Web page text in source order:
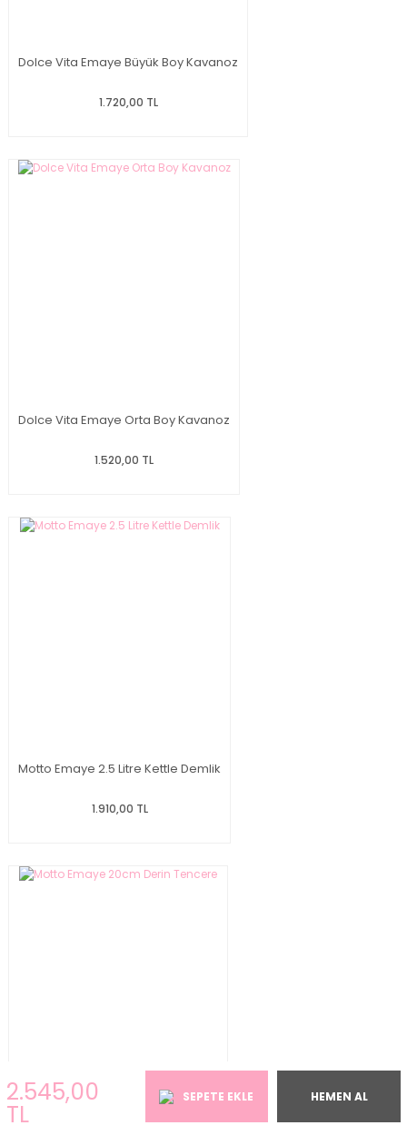
Dolce Vita Emaye Büyük Boy Kavanoz
1.720,00 TL
Dolce Vita Emaye Orta Boy Kavanoz
1.520,00 TL
Motto Emaye 2.5 Litre Kettle Demlik
1.910,00 TL
2.545,00
TL
SEPETE EKLE HEMEN AL